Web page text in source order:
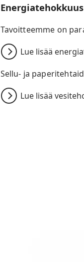
Tavoitteemme on
Lue lisää
Sellu- ja
Lue lisää